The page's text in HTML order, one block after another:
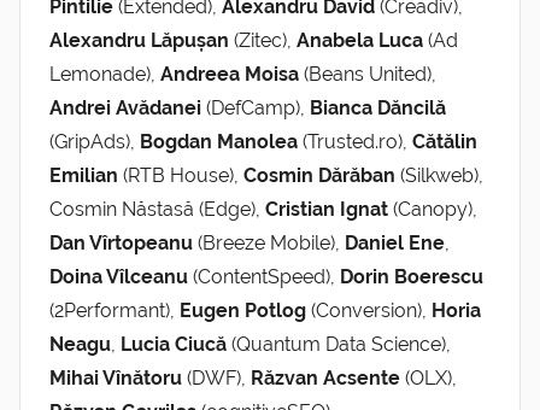
Pintilie (Extended), Alexandru David (Creadiv),
Alexandru Lăpușan (Zitec), Anabela Luca (Ad
Lemonade), Andreea Moisa (Beans United),
Andrei Avădanei (DefCamp), Bianca Dăncilă
(GripAds), Bogdan Manolea (Trusted.ro), Cătălin
Emilian (RTB House), Cosmin Dărăban (Silkweb),
Cosmin Năstasă (Edge), Cristian Ignat (Canopy),
Dan Vîrtopeanu (Breeze Mobile), Daniel Ene,
Doina Vîlceanu (ContentSpeed), Dorin Boerescu
(2Performant), Eugen Potlog (Conversion), Horia
Neagu, Lucia Ciucă (Quantum Data Science),
Mihai Vînătoru (DWF), Răzvan Acsente (OLX),